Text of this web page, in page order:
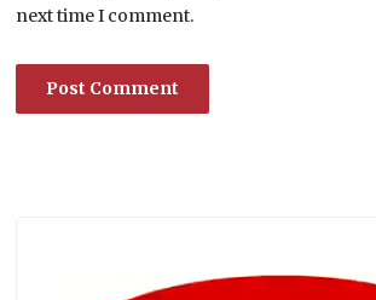
next time I comment.